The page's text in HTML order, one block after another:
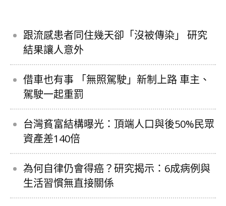
跟流感患者同住幾天卻「沒被傳染」 研究
結果讓人意外
借車也有事 「無照駕駛」新制上路 車主、
駕駛一起重罰
台灣貧富結構曝光：頂端人口與後50%民眾
資產差140倍
為何自律仍會得癌？研究揭示：6成病例與
生活習慣無直接關係